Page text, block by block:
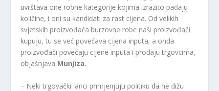
uvrštava one robne kategorije kojima izrazito padaju
količine, i oni su kandidati za rast cijena. Od velikih
svjetskih proizvođača burzovne robe naši proizvođači
kupuju, tu se već povećava cijena inputa, a onda
proizvođači povećaju cijene inputa i prodaju trgovcima,
objašnjava Munjiza.
– Neki trgovački lanci primjenjuju politiku da ne dižu